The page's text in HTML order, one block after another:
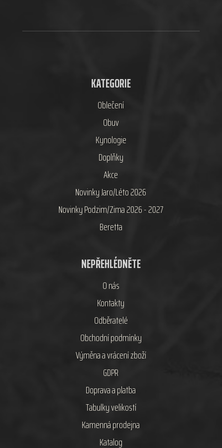
KATEGORIE
Oblečení
Obuv
Kynologie
Doplňky
Akce
Novinky Jaro/Léto 2026
Novinky Podzim/Zima 2026 - 2027
Beretta
NEPŘEHLÉDNĚTE
O nás
Kontakty
Odběratelé
Obchodní podmínky
Výměna a vrácení zboží
GDPR
Doprava a platba
Tabulky velikostí
Kamenná prodejna
Katalog